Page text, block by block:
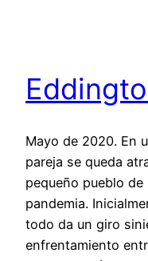
Mayo de 2020. En
pareja se queda
pequeño pueblo
pandemia.
todo da un giro
enfrentamiento